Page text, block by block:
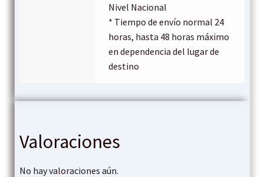
Nivel Nacional
* Tiempo de envío normal 24
horas, hasta 48 horas máximo
en dependencia del lugar de
destino
Valoraciones
No hay valoraciones aún.